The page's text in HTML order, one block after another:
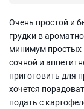
Очень простой и
грудки в
минимум простых
сочной и
приготовить для
хочется
подать с